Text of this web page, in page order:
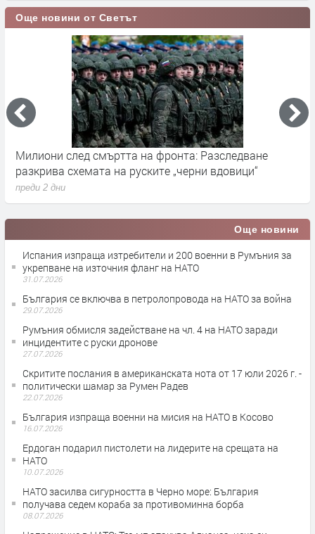
Още новини от Светът
Милиони след смъртта на фронта: Разследване
разкрива схемата на руските „черни вдовици“
преди 2 дни
Още новини
Испания изпраща изтребители и 200 военни в Румъния за
укрепване на източния фланг на НАТО
31.07.2026
България се включва в петролопровода на НАТО за война
29.07.2026
Румъния обмисля задействане на чл. 4 на НАТО заради
инцидентите с руски дронове
27.07.2026
Скритите послания в американската нота от 17 юли 2026 г. -
политически шамар за Румен Радев
22.07.2026
България изпраща военни на мисия на НАТО в Косово
16.07.2026
Ердоган подарил пистолети на лидерите на срещата на
НАТО
10.07.2026
НАТО засилва сигурността в Черно море: България
получава седем кораба за противоминна борба
08.07.2026